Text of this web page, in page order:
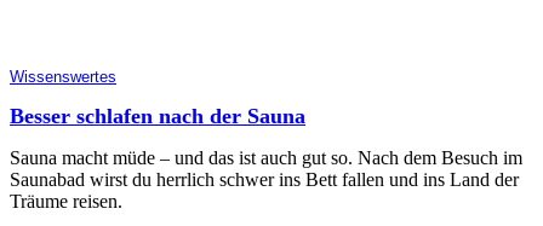
Wissenswertes
Besser schlafen nach der Sauna
Sauna macht müde – und das ist auch gut so. Nach dem Besuch im
Saunabad wirst du herrlich schwer ins Bett fallen und ins Land der
Träume reisen.